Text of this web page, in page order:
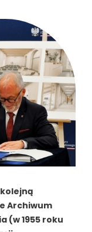
Archiwum
(w 1955 roku